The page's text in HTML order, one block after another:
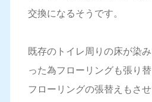
交換になるそうです。
既存のトイレ周りの床が染
った為フローリングも張り
フローリングの張替えもさ